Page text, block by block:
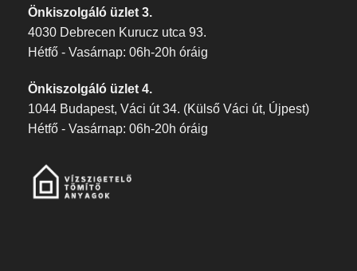
Önkiszolgáló üzlet 3.
4030 Debrecen Kurucz utca 93.
Hétfő - Vasárnap: 06h-20h óráig
Önkiszolgáló üzlet 4.
1044 Budapest, Váci út 34. (Külső Váci út, Újpest)
Hétfő - Vasárnap: 06h-20h óráig